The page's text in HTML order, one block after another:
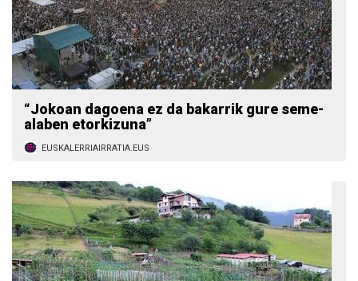
“Jokoan dagoena ez da bakarrik gure seme-
alaben etorkizuna”
EUSKALERRIAIRRATIA.EUS